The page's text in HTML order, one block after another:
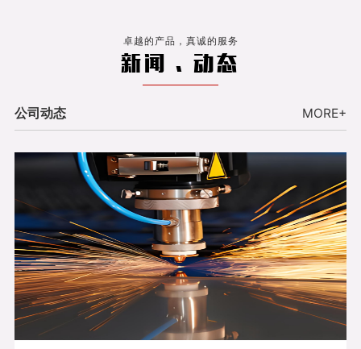
卓越的产品，真诚的服务
新闻 . 动态
公司动态 MORE+